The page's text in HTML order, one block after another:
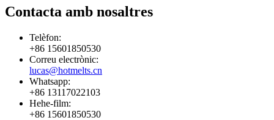
Contacta amb nosaltres
Telèfon:
+86 15601850530
Correu electrònic:
lucas@hotmelts.cn
Whatsapp:
+86 13117022103
Hehe-film:
+86 15601850530